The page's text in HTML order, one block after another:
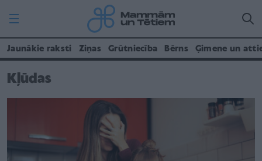
Jaunākie raksti Ziņas Grūtniecība Bērns Ģimene un
Kļūdas